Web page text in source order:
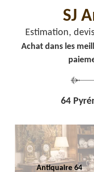
SJ
Estimation,
Achat dans les
64
Antiquaire 64